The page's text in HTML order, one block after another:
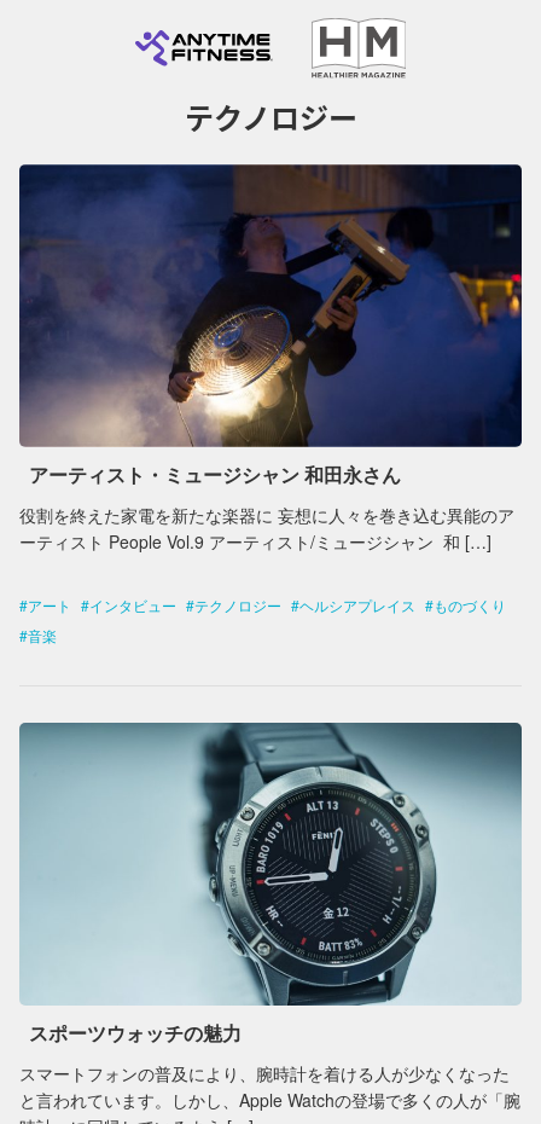
テクノロジー
アーティスト・ミュージシャン 和田永さん
役割を終えた家電を新たな楽器に 妄想に人々を巻き込む異能のア
ーティスト People Vol.9 アーティスト/ミュージシャン 和 […]
アート インタビュー テクノロジー ヘルシアプレイス
ものづくり
音楽
スポーツウォッチの魅力
スマートフォンの普及により、腕時計を着ける人が少なくなった
と言われています。しかし、Apple Watchの登場で多くの人が「腕